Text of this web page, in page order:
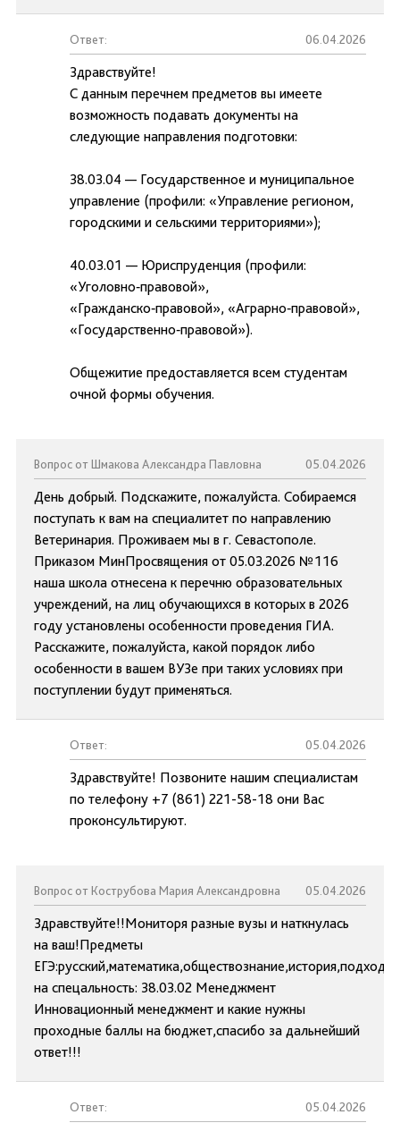
Ответ: 06.04.2026
Здравствуйте!
С данным перечнем предметов вы имеете
возможность подавать документы на
следующие направления подготовки:
38.03.04 — Государственное и муниципальное
управление (профили: «Управление регионом,
городскими и сельскими территориями»);
40.03.01 — Юриспруденция (профили:
«Уголовно‑правовой»,
«Гражданско‑правовой», «Аграрно‑правовой»,
«Государственно‑правовой»).
Общежитие предоставляется всем студентам
очной формы обучения.
Вопрос от Шмакова Александра Павловна 05.04.2026
День добрый. Подскажите, пожалуйста. Собираемся
поступать к вам на специалитет по направлению
Ветеринария. Проживаем мы в г. Севастополе.
Приказом МинПросвящения от 05.03.2026 №116
наша школа отнесена к перечню образовательных
учреждений, на лиц обучающихся в которых в 2026
году установлены особенности проведения ГИА.
Расскажите, пожалуйста, какой порядок либо
особенности в вашем ВУЗе при таких условиях при
поступлении будут применяться.
Ответ: 05.04.2026
Здравствуйте! Позвоните нашим специалистам
по телефону +7 (861) 221-58-18 они Вас
проконсультируют.
Вопрос от Кострубова Мария Александровна 05.04.2026
Здравствуйте!!Мониторя разные вузы и наткнулась
на ваш!Предметы
ЕГЭ:русский,математика,обществознание,история,подходят
на спецальность: 38.03.02 Менеджмент
Инновационный менеджмент и какие нужны
проходные баллы на бюджет,спасибо за дальнейший
ответ!!!
Ответ: 05.04.2026